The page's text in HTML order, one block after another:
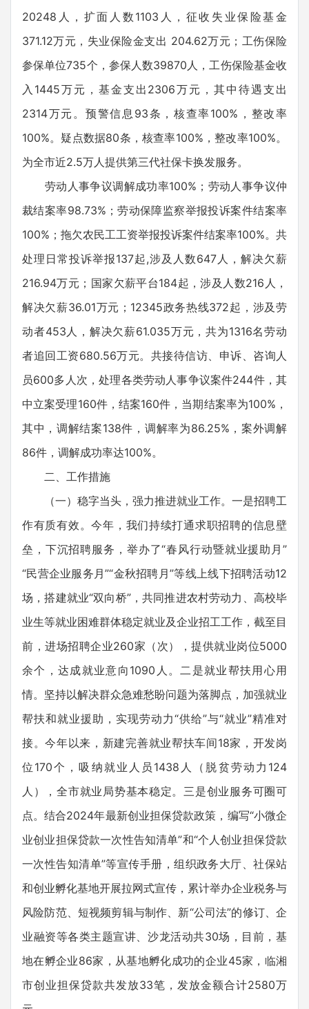
20248人，扩面人数1103人，征收失业保险基金
371.12万元，失业保险金支出 204.62万元；工伤保险
参保单位735个，参保人数39870人，工伤保险基金收
入1445万元，基金支出2306万元，其中待遇支出
2314万元。预警信息93条，核查率100%，整改率
100%。疑点数据80条，核查率100%，整改率100%。
为全市近2.5万人提供第三代社保卡换发服务。
劳动人事争议调解成功率100%；劳动人事争议仲
裁结案率98.73%；劳动保障监察举报投诉案件结案率
100%；拖欠农民工工资举报投诉案件结案率100%。共
处理日常投诉举报137起,涉及人数647人，解决欠薪
216.94万元；国家欠薪平台184起，涉及人数216人，
解决欠薪36.01万元；12345政务热线372起，涉及劳
动者453人，解决欠薪61.035万元，共为1316名劳动
者追回工资680.56万元。共接待信访、申诉、咨询人
员600多人次，处理各类劳动人事争议案件244件，其
中立案受理160件，结案160件，当期结案率为100%，
其中，调解结案138件，调解率为86.25%，案外调解
86件，调解成功率达100%。
二、工作措施
（一）稳字当头，强力推进就业工作。一是招聘工
作有质有效。今年，我们持续打通求职招聘的信息壁
垒，下沉招聘服务，举办了“春风行动暨就业援助月”
“民营企业服务月”“金秋招聘月”等线上线下招聘活动12
场，搭建就业“双向桥”，共同推进农村劳动力、高校毕
业生等就业困难群体稳定就业及企业招工工作，截至目
前，进场招聘企业260家（次），提供就业岗位5000
余个，达成就业意向1090人。二是就业帮扶用心用
情。坚持以解决群众急难愁盼问题为落脚点，加强就业
帮扶和就业援助，实现劳动力“供给”与“就业”精准对
接。今年以来，新建完善就业帮扶车间18家，开发岗
位170个，吸纳就业人员1438人（脱贫劳动力124
人），全市就业局势基本稳定。三是创业服务可圈可
点。结合2024年最新创业担保贷款政策，编写“小微企
业创业担保贷款一次性告知清单”和“个人创业担保贷款
一次性告知清单”等宣传手册，组织政务大厅、社保站
和创业孵化基地开展拉网式宣传，累计举办企业税务与
风险防范、短视频剪辑与制作、新“公司法”的修订、企
业融资等各类主题宣讲、沙龙活动共30场，目前，基
地在孵企业86家，从基地孵化成功的企业45家，临湘
市创业担保贷款共发放33笔，发放金额合计2580万